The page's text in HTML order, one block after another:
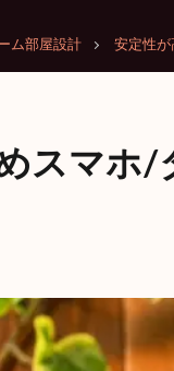
ム部屋設計 安定性
スマホ/